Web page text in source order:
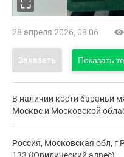
28 апреля 2026, 08:06
Заказать Показать
В наличии кости бараньи
Москве и Московской
Россия, Московская обл, г